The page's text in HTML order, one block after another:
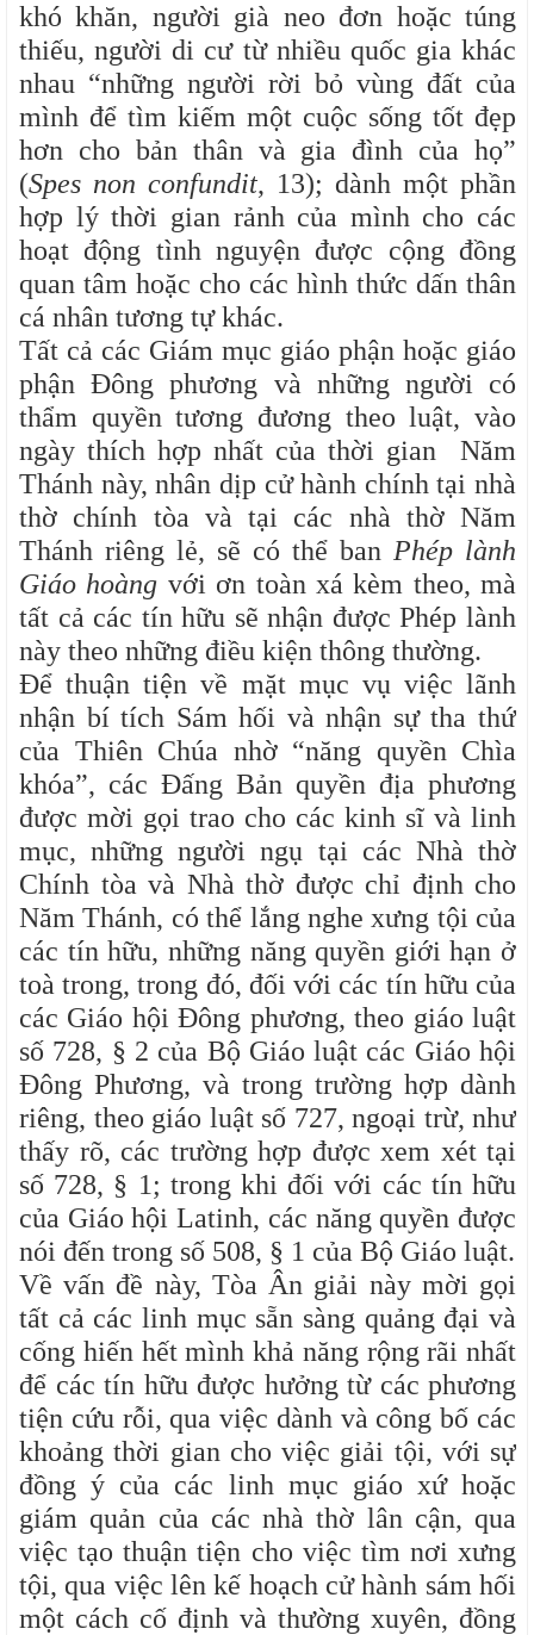
khó khăn, người già neo đơn hoặc túng
thiếu, người di cư từ nhiều quốc gia khác
nhau “những người rời bỏ vùng đất của
mình để tìm kiếm một cuộc sống tốt đẹp
hơn cho bản thân và gia đình của họ”
(Spes non confundit, 13); dành một phần
hợp lý thời gian rảnh của mình cho các
hoạt động tình nguyện được cộng đồng
quan tâm hoặc cho các hình thức dấn thân
cá nhân tương tự khác.
Tất cả các Giám mục giáo phận hoặc giáo
phận Đông phương và những người có
thẩm quyền tương đương theo luật, vào
ngày thích hợp nhất của thời gian Năm
Thánh này, nhân dịp cử hành chính tại nhà
thờ chính tòa và tại các nhà thờ Năm
Thánh riêng lẻ, sẽ có thể ban Phép lành
Giáo hoàng với ơn toàn xá kèm theo, mà
tất cả các tín hữu sẽ nhận được Phép lành
này theo những điều kiện thông thường.
Để thuận tiện về mặt mục vụ việc lãnh
nhận bí tích Sám hối và nhận sự tha thứ
của Thiên Chúa nhờ “năng quyền Chìa
khóa”, các Đấng Bản quyền địa phương
được mời gọi trao cho các kinh sĩ và linh
mục, những người ngụ tại các Nhà thờ
Chính tòa và Nhà thờ được chỉ định cho
Năm Thánh, có thể lắng nghe xưng tội của
các tín hữu, những năng quyền giới hạn ở
toà trong, trong đó, đối với các tín hữu của
các Giáo hội Đông phương, theo giáo luật
số 728, § 2 của Bộ Giáo luật các Giáo hội
Đông Phương, và trong trường hợp dành
riêng, theo giáo luật số 727, ngoại trừ, như
thấy rõ, các trường hợp được xem xét tại
số 728, § 1; trong khi đối với các tín hữu
của Giáo hội Latinh, các năng quyền được
nói đến trong số 508, § 1 của Bộ Giáo luật.
Về vấn đề này, Tòa Ân giải này mời gọi
tất cả các linh mục sẵn sàng quảng đại và
cống hiến hết mình khả năng rộng rãi nhất
để các tín hữu được hưởng từ các phương
tiện cứu rỗi, qua việc dành và công bố các
khoảng thời gian cho việc giải tội, với sự
đồng ý của các linh mục giáo xứ hoặc
giám quản của các nhà thờ lân cận, qua
việc tạo thuận tiện cho việc tìm nơi xưng
tội, qua việc lên kế hoạch cử hành sám hối
một cách cố định và thường xuyên, đồng